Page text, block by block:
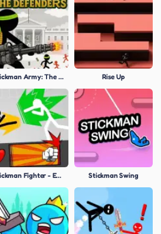
Stickman Army: The Defenders Rise Up
Stickman Fighter - Epic Battles Stickman Swing